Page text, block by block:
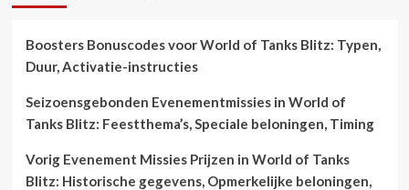
Boosters Bonuscodes voor World of Tanks Blitz: Typen,
Duur, Activatie-instructies
Seizoensgebonden Evenementmissies in World of
Tanks Blitz: Feestthema’s, Speciale beloningen, Timing
Vorig Evenement Missies Prijzen in World of Tanks
Blitz: Historische gegevens, Opmerkelijke beloningen,